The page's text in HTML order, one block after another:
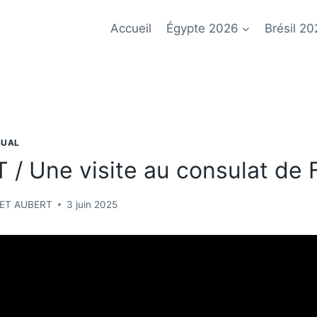
Accueil Égypte 2026 Brésil
/ Une visite au consulat de
AUBERT 3 juin 2025